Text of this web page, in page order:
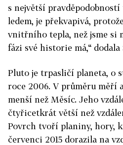
s největší
ledem, je překvapivá,
vnitřního tepla, než jsme si
fázi své historie má,“ dodala
Pluto je trpasličí planeta, o
roce 2006. V průměru měří
menší než Měsíc. Jeho
čtyřicetkrát větší než
Povrch tvoří planiny, hory,
červenci 2015 dorazila na